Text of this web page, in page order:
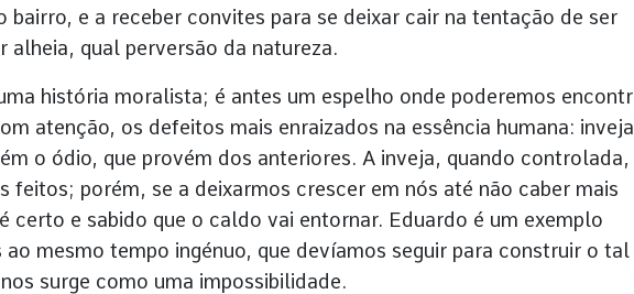
bairro, e a receber convites para se deixar cair na tentação de ser
alheia, qual perversão da natureza.
história moralista; é antes um espelho onde poderemos
atenção, os defeitos mais enraizados na essência humana:
o ódio, que provém dos anteriores. A inveja, quando controlada,
feitos; porém, se a deixarmos crescer em nós até não caber mais
certo e sabido que o caldo vai entornar. Eduardo é um exemplo
mesmo tempo ingénuo, que devíamos seguir para construir o tal
surge como uma impossibilidade.